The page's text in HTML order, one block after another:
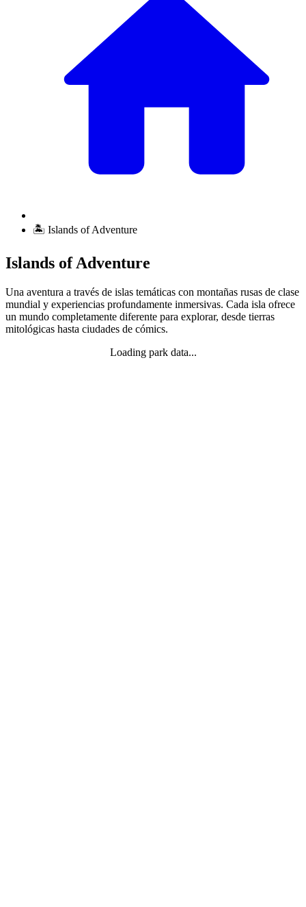
🏝️ Islands of Adventure
Islands of Adventure
Una aventura a través de islas temáticas con montañas rusas de clase
mundial y experiencias profundamente inmersivas. Cada isla ofrece
un mundo completamente diferente para explorar, desde tierras
mitológicas hasta ciudades de cómics.
Loading park data...